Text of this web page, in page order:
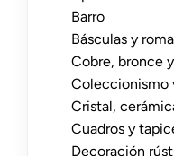
Barro
Básculas y
Cobre, bronce
Coleccionismo
Cristal,
Cuadros y
Decoración